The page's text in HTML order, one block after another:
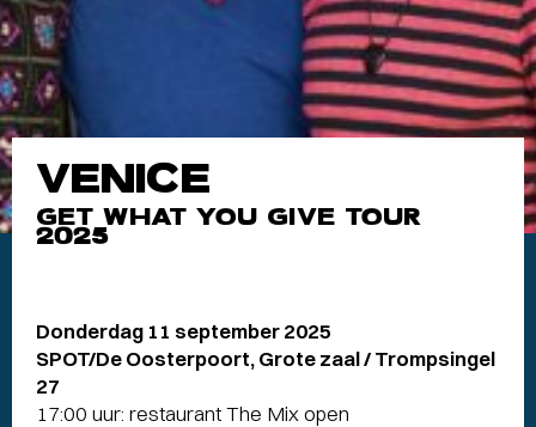
VENICE
GET WHAT YOU GIVE TOUR
2025
Donderdag 11 september 2025
SPOT/De Oosterpoort, Grote zaal / Trompsingel
27
17:00 uur: restaurant The Mix open